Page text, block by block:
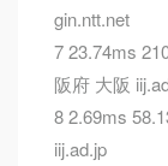
gin.ntt.net
7 23.74ms
阪府 大阪
8 2.69ms
iij.ad.jp